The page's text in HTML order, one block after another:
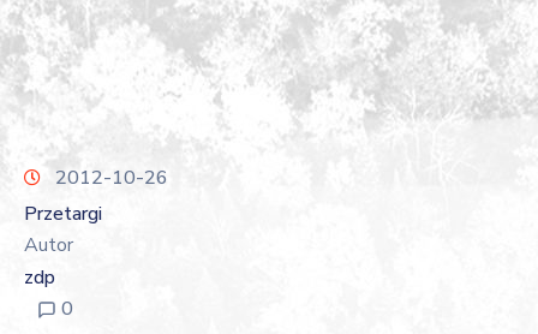
2012-10-26
Przetargi
Autor
zdp
0